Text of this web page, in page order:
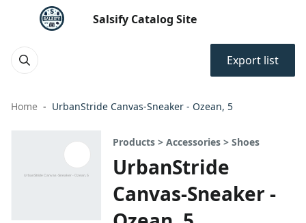
Salsify Catalog Site
Export list
Home UrbanStride Canvas-Sneaker - Ozean, 5
Products > Accessories > Shoes
UrbanStride
Canvas-Sneaker -